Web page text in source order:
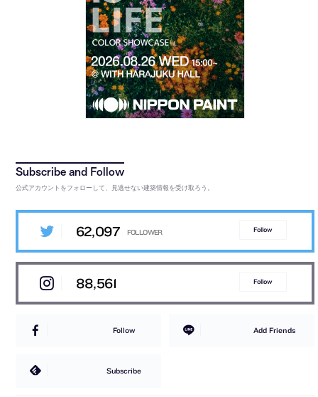
公式アカウントをフォローして、見逃せない建築情報を受け取ろう。
62,097 Follow
88,561 Follow
Follow Add Friends
Subscribe